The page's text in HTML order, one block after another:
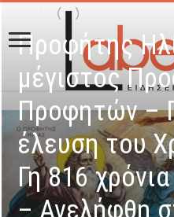
Προφήτης
μέγιστος
Προφητών –
έλευση του
Γη 816
– Ανελήφθη